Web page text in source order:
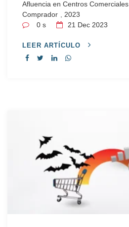
Afluencia en Centros Comerciales
Comprador
2023
0 s
21 Dec 2023
LEER ARTÍCULO